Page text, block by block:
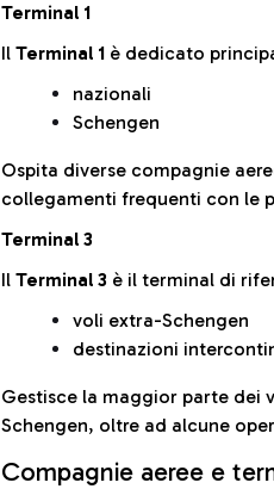
Terminal 1
Il Terminal 1 è dedicato
nazionali
Schengen
Ospita diverse compagnie
collegamenti frequenti con le
Terminal 3
Il Terminal 3 è il terminal di
voli extra-Schengen
destinazioni
Gestisce la maggior parte dei
Schengen, oltre ad alcune
Compagnie aeree e